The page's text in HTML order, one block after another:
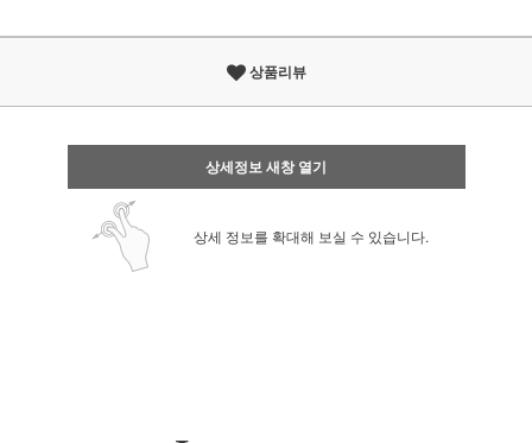
상품리뷰
상세정보 새창 열기
상세 정보를 확대해 보실 수 있습니다.